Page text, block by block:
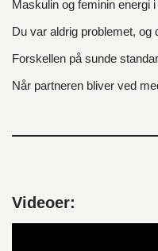
Maskulin og feminin energi
Du var aldrig problemet, og
Forskellen på sunde
Når partneren bliver ved
Videoer: